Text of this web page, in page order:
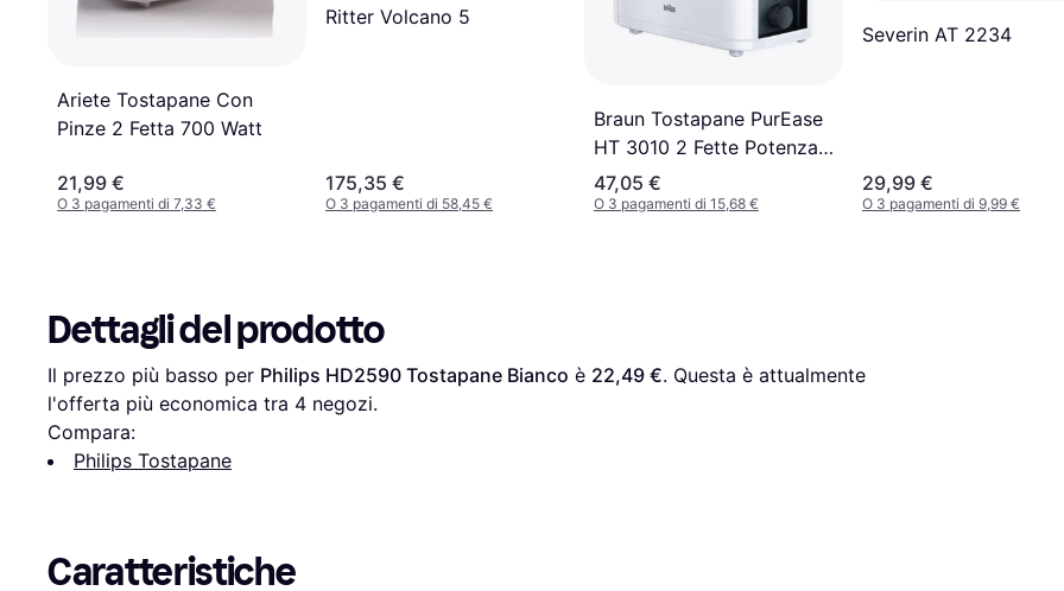
Ariete Tostapane Con
Pinze 2 Fetta 700 Watt
21,99 €
O 3 pagamenti di 7,33 €
Ritter Volcano 5
175,35 €
O 3 pagamenti di 58,45 €
Braun Tostapane PurEase
HT 3010 2 Fette Potenza
1000 W
47,05 €
O 3 pagamenti di 15,68 €
Severin AT 2234
29,99 €
O 3 pagamenti di 9,99 €
Dettagli del prodotto
Il prezzo più basso per Philips HD2590 Tostapane Bianco è 22,49 €. Questa è attualmente
l'offerta più economica tra 4 negozi.
Compara:
Philips Tostapane
Caratteristiche